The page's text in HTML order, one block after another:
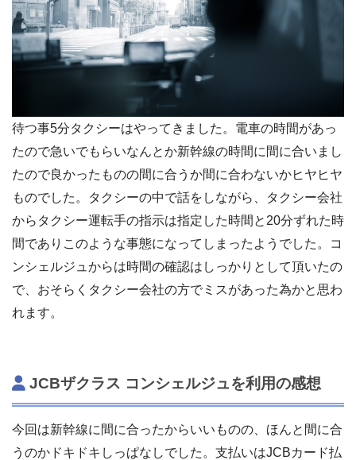
待つ事5分タクシーはやってきました。電車の時間があっ
たので急いでもらいなんとか新幹線の時間に間に合いまし
たので良かったものの間に合うか間に合わないかヒヤヒヤ
ものでした。タクシーの中で話をしながら、タクシー会社
からタクシー運転手の指示は指定した時間と20分ずれた時
間でありこのような事態になってしまったようでした。コ
ンシェルジュからは時間の確認はしっかりとして頂いたの
で、おそらくタクシー会社の方でミスがあった為かと思わ
れます。
JCBザクラス コンシェルジュを利用の感想
今回は新幹線に間に合ったからいいものの、ほんと間に合
うのかドキドキしっぱなしでした。支払いはJCBカード払